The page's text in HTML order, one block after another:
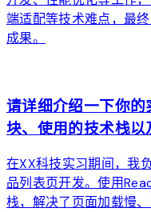
端适配等技术难点，最
成果。
请详细介绍一下你
块、使用的技术栈以
在XX科技实习期间，我
品列表页开发。使用
栈，解决了页面加载慢